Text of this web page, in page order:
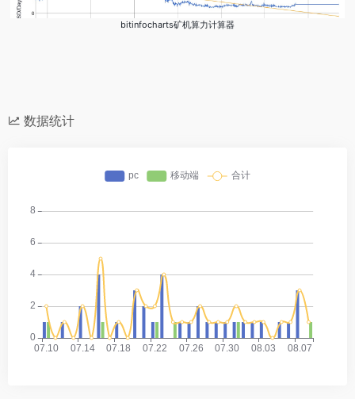
bitinfocharts矿机算力计算器
数据统计